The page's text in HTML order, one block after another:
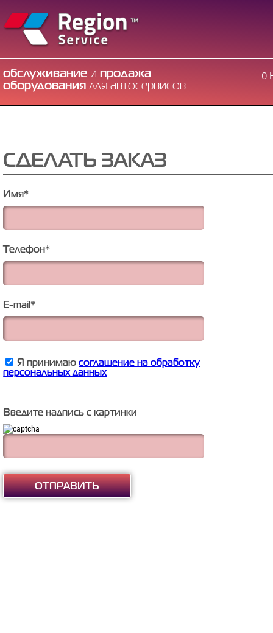
обслуживание ипродажа
оборудования для автосервисов
О
СДЕЛАТЬ ЗАКАЗ
Имя*
Телефон *
E-mail *
Я принимаюсоглашение на обработку
персональных данных
Введите надпись с картинки
ОТПРАВИТЬ